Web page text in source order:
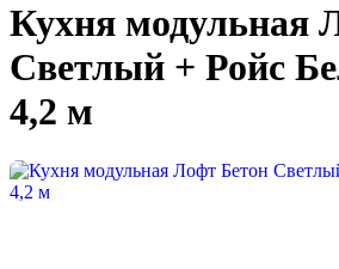
Кухня модульная
Светлый + Ройс
4,2 м